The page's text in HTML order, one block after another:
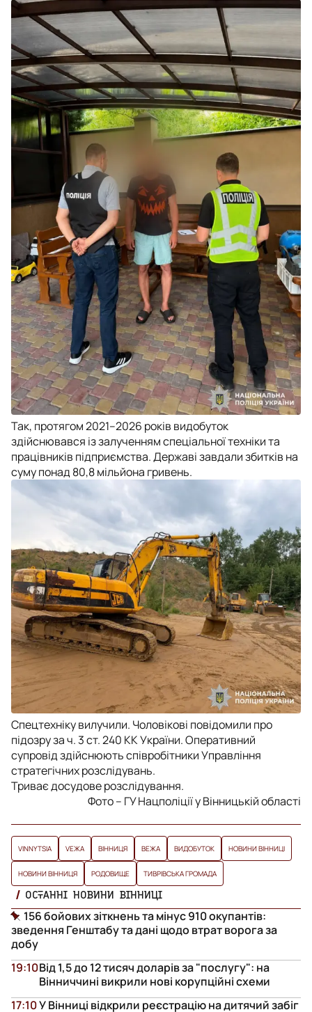
Так, протягом 2021–2026 років видобуток
здійснювався із залученням спеціальної техніки та
працівників підприємства. Державі завдали збитків на
суму понад 80,8 мільйона гривень.
Спецтехніку вилучили. Чоловікові повідомили про
підозру за ч. 3 ст. 240 КК України. Оперативний
супровід здійснюють співробітники Управління
стратегічних розслідувань.
Триває досудове розслідування.
Фото – ГУ Нацполіції у Вінницькій області
VINNYTSIA VЕЖА ВІННИЦЯ ВЕЖА ВИДОБУТОК НОВИНИ ВІННИЦІ
НОВИНИ ВІННИЦЯ РОДОВИЩЕ ТИВРІВСЬКА ГРОМАДА
ОСТАННІ НОВИНИ ВІННИЦІ
156 бойових зіткнень та мінус 910 окупантів:
зведення Генштабу та дані щодо втрат ворога за
добу
Від 1,5 до 12 тисяч доларів за "послугу": на
Вінниччині викрили нові корупційні схеми
19:10
У Вінниці відкрили реєстрацію на дитячий забіг
17:10